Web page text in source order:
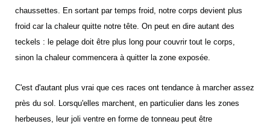
chaussettes. En sortant par temps froid, notre corps devient plus
froid car la chaleur quitte notre tête. On peut en dire autant des
teckels : le pelage doit être plus long pour couvrir tout le corps,
sinon la chaleur commencera à quitter la zone exposée.
C'est d'autant plus vrai que ces races ont tendance à marcher assez
près du sol. Lorsqu'elles marchent, en particulier dans les zones
herbeuses, leur joli ventre en forme de tonneau peut être